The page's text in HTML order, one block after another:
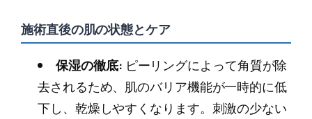
施術直後の肌の状態とケア
保湿の徹底: ピーリングによって角質が除
去されるため、肌のバリア機能が一時的に低
下し、乾燥しやすくなります。刺激の少ない